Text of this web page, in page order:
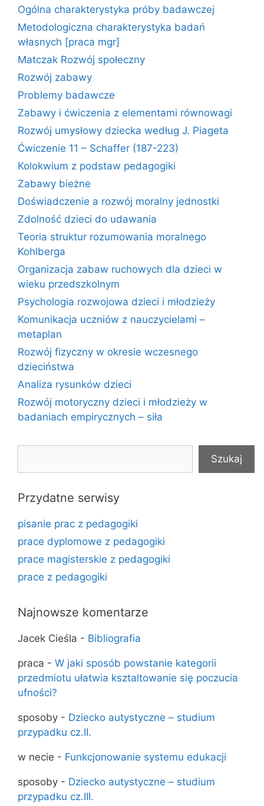
Ogólna charakterystyka próby badawczej
Metodologiczna charakterystyka badań
własnych [praca mgr]
Matczak Rozwój społeczny
Rozwój zabawy
Problemy badawcze
Zabawy i ćwiczenia z elementami równowagi
Rozwój umysłowy dziecka według J. Piageta
Ćwiczenie 11 – Schaffer (187-223)
Kolokwium z podstaw pedagogiki
Zabawy bieżne
Doświadczenie a rozwój moralny jednostki
Zdolność dzieci do udawania
Teoria struktur rozumowania moralnego
Kohlberga
Organizacja zabaw ruchowych dla dzieci w
wieku przedszkolnym
Psychologia rozwojowa dzieci i młodzieży
Komunikacja uczniów z nauczycielami –
metaplan
Rozwój fizyczny w okresie wczesnego
dzieciństwa
Analiza rysunków dzieci
Rozwój motoryczny dzieci i młodzieży w
badaniach empirycznych – siła
Szukaj
Przydatne serwisy
pisanie prac z pedagogiki
prace dyplomowe z pedagogiki
prace magisterskie z pedagogiki
prace z pedagogiki
Najnowsze komentarze
Jacek Cieśla - Bibliografia
praca - W jaki sposób powstanie kategorii
przedmiotu ułatwia ksztaltowanie się poczucia
ufności?
sposoby - Dziecko autystyczne – studium
przypadku cz.II.
w necie - Funkcjonowanie systemu edukacji
sposoby - Dziecko autystyczne – studium
przypadku cz.III.